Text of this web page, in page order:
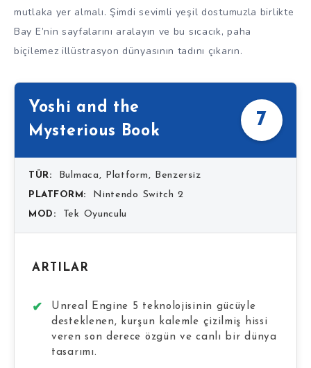
mutlaka yer almalı. Şimdi sevimli yeşil dostumuzla birlikte
Bay E’nin sayfalarını aralayın ve bu sıcacık, paha
biçilemez illüstrasyon dünyasının tadını çıkarın.
Yoshi and the
Mysterious Book
7
TÜR: Bulmaca, Platform, Benzersiz
PLATFORM: Nintendo Switch 2
MOD: Tek Oyunculu
ARTILAR
Unreal Engine 5 teknolojisinin gücüyle
desteklenen, kurşun kalemle çizilmiş hissi
veren son derece özgün ve canlı bir dünya
tasarımı.